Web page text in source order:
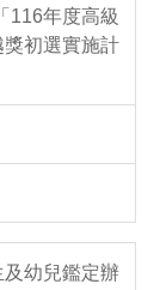
116年度高級
初選實施計
幼兒鑑定辦